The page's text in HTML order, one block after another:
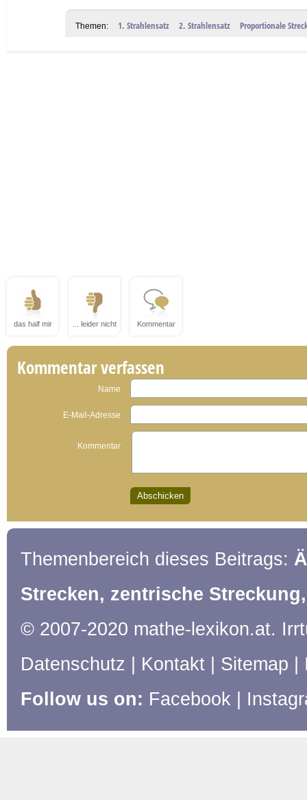
Themen: 1. Strahlensatz 2. Strahlensatz Proportionale
das half mir ... leider nicht Kommentar
Kommentar verfassen
Name
E-Mail-Adresse
Kommentar
Themenbereich dieses Beitrags:
Strecken, zentrische
© 2007-2020 mathe-lexikon.at.
Datenschutz
Kontakt Sitemap
Follow us on: Facebook